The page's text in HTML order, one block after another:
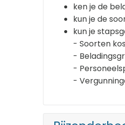
ken je de
kun je de
kun je
- Soorten
-
-
-